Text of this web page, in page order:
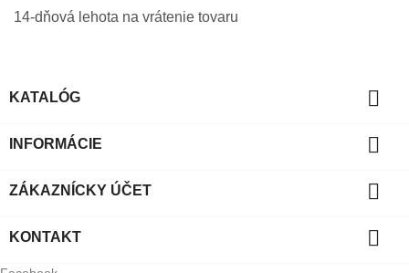
14-dňová lehota na vrátenie tovaru
KATALÓG 
INFORMÁCIE 
ZÁKAZNÍCKY ÚČET 
KONTAKT 